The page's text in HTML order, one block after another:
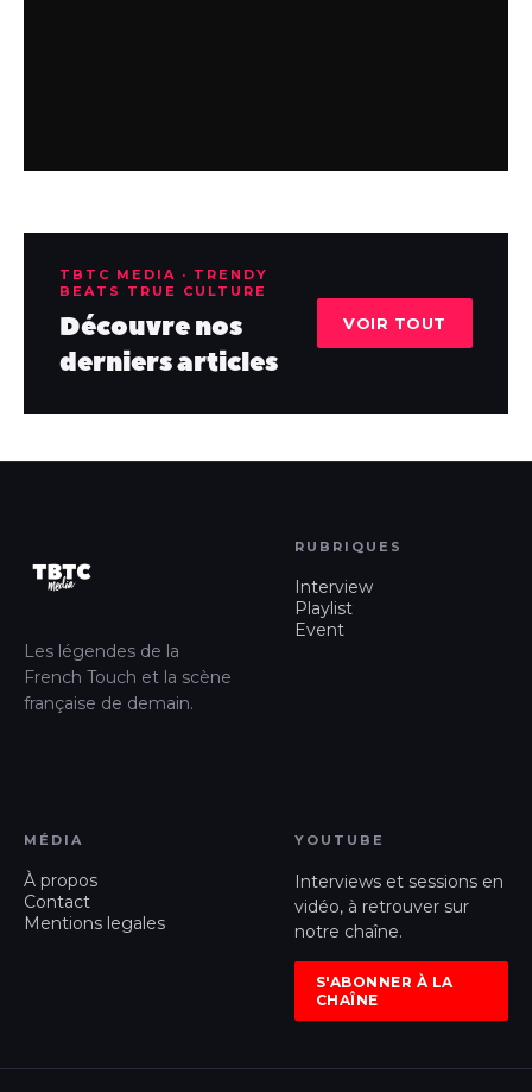
TBTC MEDIA · TRENDY
BEATS TRUE CULTURE
Découvre nos
derniers articles
VOIR TOUT
Les légendes de la
French Touch et la scène
française de demain.
RUBRIQUES
Interview
Playlist
Event
MÉDIA
À propos
Contact
Mentions legales
YOUTUBE
Interviews et sessions en
vidéo, à retrouver sur
notre chaîne.
S'ABONNER À LA
CHAÎNE